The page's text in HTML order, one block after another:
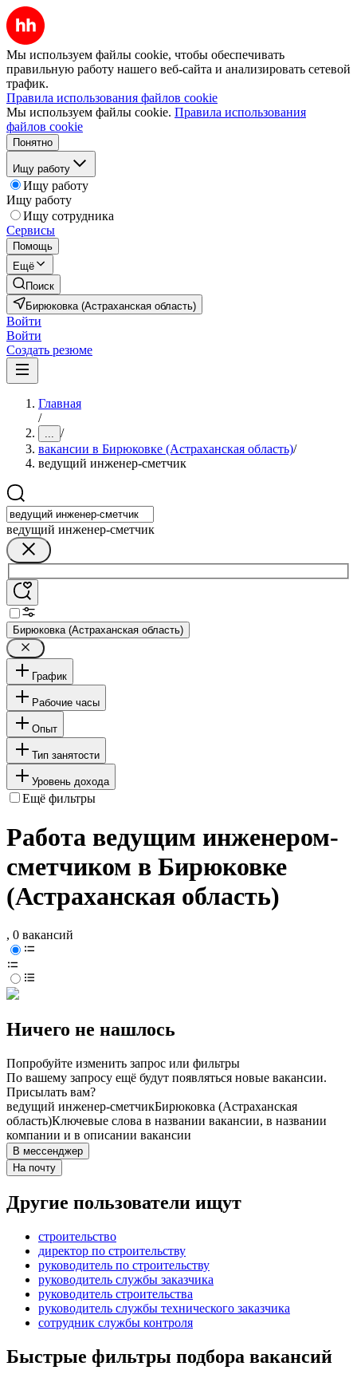
Мы используем файлы cookie, чтобы обеспечивать
правильную работу нашего веб-сайта и анализировать сетевой
трафик.
Правила использования файлов cookie
Мы используем файлы cookie. Правила использования
файлов cookie
Понятно
Ищу работу
Ищу работу
Ищу работу
Ищу сотрудника
Сервисы
Помощь
Ещё
Поиск
Бирюковка (Астраханская область)
Войти
Войти
Создать резюме
Главная
/
... /
вакансии в Бирюковке (Астраханская область)/
ведущий инженер-сметчик
ведущий инженер-сметчик
Бирюковка (Астраханская область)
График
Рабочие часы
Опыт
Тип занятости
Уровень дохода
Ещё фильтры
Работа ведущим инженером-
сметчиком в Бирюковке
(Астраханская область)
, 0 вакансий
Ничего не нашлось
Попробуйте изменить запрос или фильтры
По вашему запросу ещё будут появляться новые вакансии.
Присылать вам?
ведущий инженер-сметчикБирюковка (Астраханская
область)Ключевые слова в названии вакансии, в названии
компании и в описании вакансии
В мессенджер
На почту
Другие пользователи ищут
строительство
директор по строительству
руководитель по строительству
руководитель службы заказчика
руководитель строительства
руководитель службы технического заказчика
сотрудник службы контроля
Быстрые фильтры подбора вакансий